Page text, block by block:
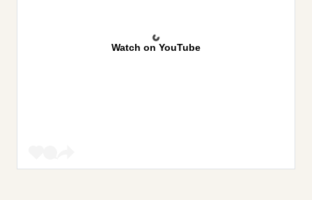
Watch on YouTube